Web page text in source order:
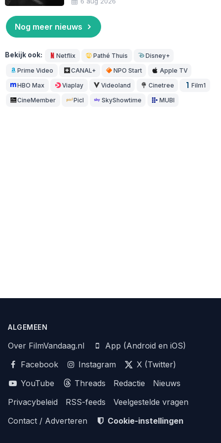
Nog meer nieuws
Bekijk ook: Netflix Pathé Thuis Disney+
Prime Video CANAL+ NPO Start Apple TV
HBO Max Viaplay Videoland Cinetree Film1
CineMember Picl SkyShowtime MUBI
ALGEMEEN
Over FilmVandaag.nl
App (Android en iOS)
Facebook
Instagram
X (Twitter)
YouTube
Threads Redactie
Nieuws
Privacybeleid
RSS-feeds
Veelgestelde vragen
Contact / Adverteren
Cookie-instellingen